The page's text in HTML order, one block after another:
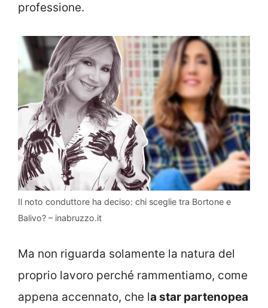
professione.
Il noto conduttore ha deciso: chi sceglie tra Bortone e
Balivo? – inabruzzo.it
Ma non riguarda solamente la natura del
proprio lavoro perché rammentiamo, come
appena accennato, che la star partenopea